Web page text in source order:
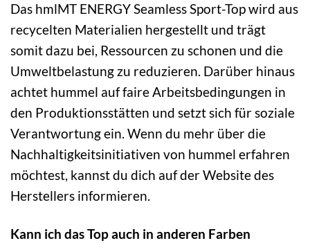
Das hmlMT ENERGY Seamless Sport-Top wird aus
recycelten Materialien hergestellt und trägt
somit dazu bei, Ressourcen zu schonen und die
Umweltbelastung zu reduzieren. Darüber hinaus
achtet hummel auf faire Arbeitsbedingungen in
den Produktionsstätten und setzt sich für soziale
Verantwortung ein. Wenn du mehr über die
Nachhaltigkeitsinitiativen von hummel erfahren
möchtest, kannst du dich auf der Website des
Herstellers informieren.
Kann ich das Top auch in anderen Farben